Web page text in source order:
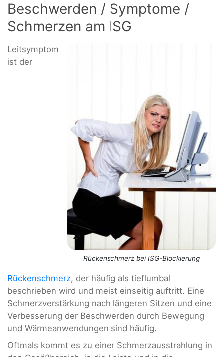
Beschwerden / Symptome /
Schmerzen am ISG
Rückenschmerz bei ISG-Blockierung
Leitsymptom
ist der
Rückenschmerz, der häufig als tieflumbal
beschrieben wird und meist einseitig auftritt. Eine
Schmerzverstärkung nach längeren Sitzen und eine
Verbesserung der Beschwerden durch Bewegung
und Wärmeanwendungen sind häufig.
Oftmals kommt es zu einer Schmerzausstrahlung in